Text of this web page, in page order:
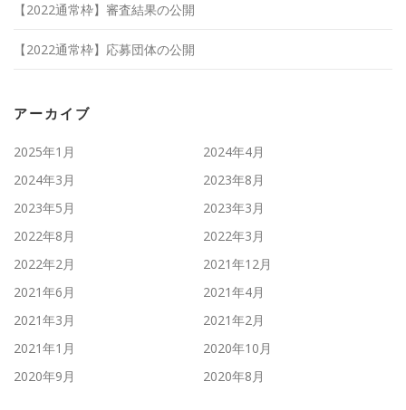
【2022通常枠】審査結果の公開
【2022通常枠】応募団体の公開
アーカイブ
2025年1月
2024年4月
2024年3月
2023年8月
2023年5月
2023年3月
2022年8月
2022年3月
2022年2月
2021年12月
2021年6月
2021年4月
2021年3月
2021年2月
2021年1月
2020年10月
2020年9月
2020年8月